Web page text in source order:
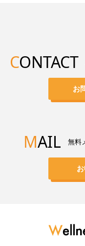
CONTACT
お
MAIL 無料